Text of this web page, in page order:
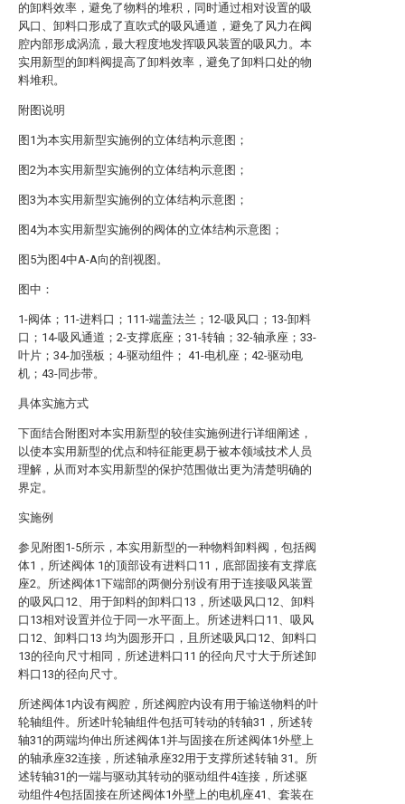
的卸料效率，避免了物料的堆积，同时通过相对设置的吸
风口、卸料口形成了直吹式的吸风通道，避免了风力在阀
腔内部形成涡流，最大程度地发挥吸风装置的吸风力。本
实用新型的卸料阀提高了卸料效率，避免了卸料口处的物
料堆积。
附图说明
图1为本实用新型实施例的立体结构示意图；
图2为本实用新型实施例的立体结构示意图；
图3为本实用新型实施例的立体结构示意图；
图4为本实用新型实施例的阀体的立体结构示意图；
图5为图4中A-A向的剖视图。
图中：
1-阀体；11-进料口；111-端盖法兰；12-吸风口；13-卸料
口；14-吸风通道；2-支撑底座；31-转轴；32-轴承座；33-
叶片；34-加强板；4-驱动组件； 41-电机座；42-驱动电
机；43-同步带。
具体实施方式
下面结合附图对本实用新型的较佳实施例进行详细阐述，
以使本实用新型的优点和特征能更易于被本领域技术人员
理解，从而对本实用新型的保护范围做出更为清楚明确的
界定。
实施例
参见附图1-5所示，本实用新型的一种物料卸料阀，包括阀
体1，所述阀体 1的顶部设有进料口11，底部固接有支撑底
座2。所述阀体1下端部的两侧分别设有用于连接吸风装置
的吸风口12、用于卸料的卸料口13，所述吸风口12、卸料
口13相对设置并位于同一水平面上。所述进料口11、吸风
口12、卸料口13 均为圆形开口，且所述吸风口12、卸料口
13的径向尺寸相同，所述进料口11 的径向尺寸大于所述卸
料口13的径向尺寸。
所述阀体1内设有阀腔，所述阀腔内设有用于输送物料的叶
轮轴组件。所述叶轮轴组件包括可转动的转轴31，所述转
轴31的两端均伸出所述阀体1并与固接在所述阀体1外壁上
的轴承座32连接，所述轴承座32用于支撑所述转轴 31。所
述转轴31的一端与驱动其转动的驱动组件4连接，所述驱
动组件4包括固接在所述阀体1外壁上的电机座41、套装在